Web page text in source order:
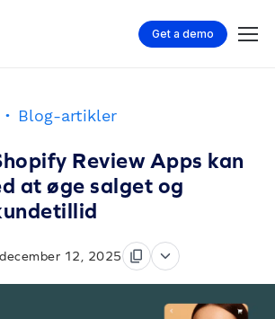
Get a demo
· Blog-artikler
Review Apps kan
at øge salget og
12, 2025